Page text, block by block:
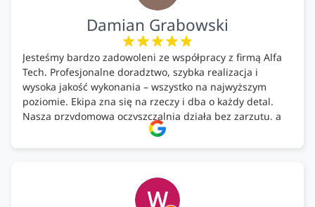
Damian Grabowski
Jesteśmy bardzo zadowoleni ze współpracy z firmą Alfa
Tech. Profesjonalne doradztwo, szybka realizacja i
wysoka jakość wykonania – wszystko na najwyższym
poziomie. Ekipa zna się na rzeczy i dba o każdy detal.
Nasza przydomowa oczyszczalnia działa bez zarzutu, a
całość została wykonana zgodnie z terminem i
ustaleniami. Z czystym sumieniem polecamy Alfa Tech
ekologicznych rozwiązań!🍀